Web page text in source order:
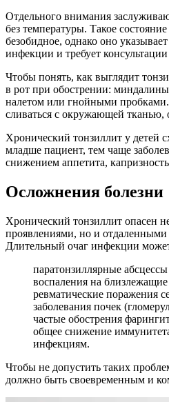
Отдельного внимания
без температуры. Такое
безобидное, однако оно
инфекции и требует консультации
Чтобы понять, как выглядит
в рот при обострении:
налетом или гнойными
сливаться с окружающей тканью,
Хронический тонзиллит у детей
младше пациент, тем чаще
снижением аппетита,
Осложнения болезни
Хронический тонзиллит опасен
проявлениями, но и отдаленными
Длительный очаг инфекции
паратонзиллярные
воспаления на
ревматические поражения
заболевания почек
частые обострения
общее снижение
инфекциям.
Чтобы не допустить таких
должно быть своевременным и